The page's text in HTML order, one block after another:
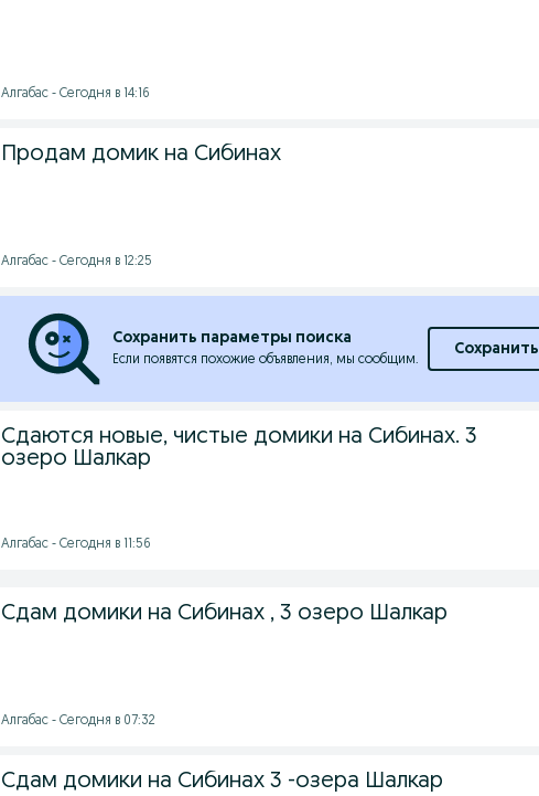
Алгабас - Сегодня в 14:16
Продам домик на Сибинах
Алгабас - Сегодня в 12:25
Сохранить параметры поиска
Если появятся похожие объявления, мы сообщим.
Сохранить
Сдаются новые, чистые домики на Сибинах. 3
озеро Шалкар
Алгабас - Сегодня в 11:56
Сдам домики на Сибинах , 3 озеро Шалкар
Алгабас - Сегодня в 07:32
Сдам домики на Сибинах 3 -озера Шалкар